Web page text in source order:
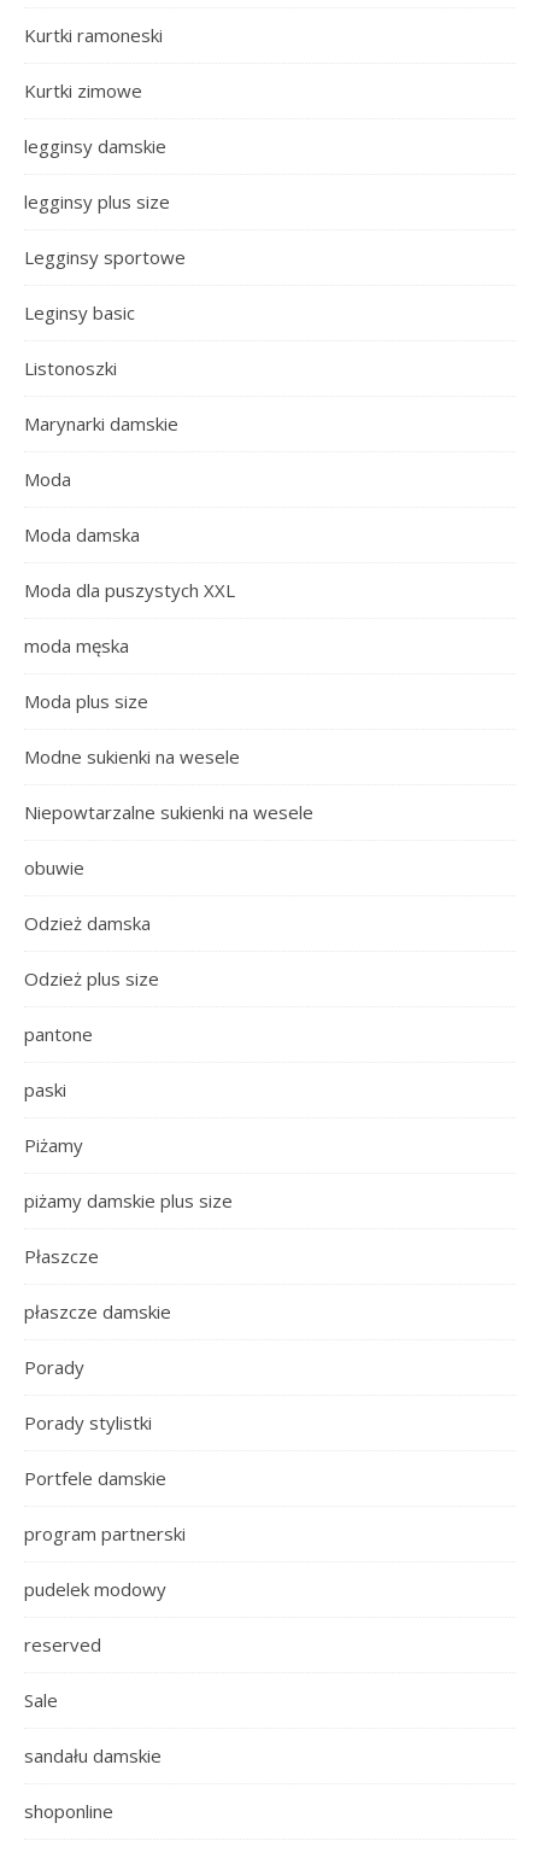
Kurtki ramoneski
Kurtki zimowe
legginsy damskie
legginsy plus size
Legginsy sportowe
Leginsy basic
Listonoszki
Marynarki damskie
Moda
Moda damska
Moda dla puszystych XXL
moda męska
Moda plus size
Modne sukienki na wesele
Niepowtarzalne sukienki na wesele
obuwie
Odzież damska
Odzież plus size
pantone
paski
Piżamy
piżamy damskie plus size
Płaszcze
płaszcze damskie
Porady
Porady stylistki
Portfele damskie
program partnerski
pudelek modowy
reserved
Sale
sandału damskie
shoponline